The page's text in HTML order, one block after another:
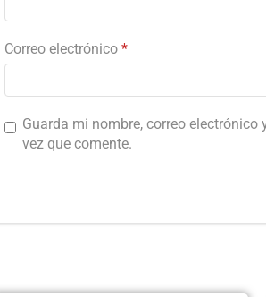
Correo electrónico *
Guarda mi nombre, correo
vez que comente.